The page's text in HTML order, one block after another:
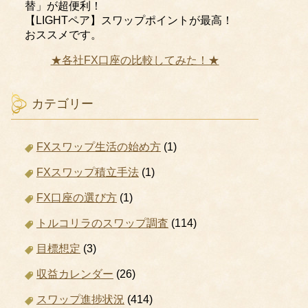
替」が超便利！
【LIGHTペア】スワップポイントが最高！
おススメです。
★各社FX口座の比較してみた！★
カテゴリー
FXスワップ生活の始め方 (1)
FXスワップ積立手法 (1)
FX口座の選び方 (1)
トルコリラのスワップ調査 (114)
目標想定 (3)
収益カレンダー (26)
スワップ進捗状況 (414)